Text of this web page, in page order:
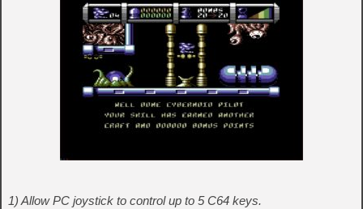
1) Allow PC joystick to control up to 5 C64 keys.